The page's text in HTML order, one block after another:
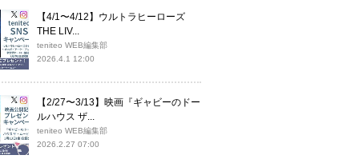
【4/1〜4/12】ウルトラヒーローズ
THE LIV...
teniteo WEB編集部
2026.4.1 12:00
【2/27〜3/13】映画『ギャビーのドー
ルハウス ザ...
teniteo WEB編集部
2026.2.27 07:00